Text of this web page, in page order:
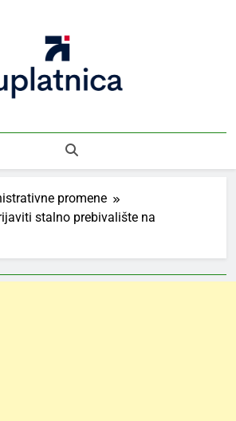
promene
stalno prebivalište na